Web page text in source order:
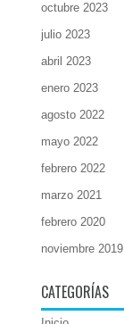
octubre 2023
julio 2023
abril 2023
enero 2023
agosto 2022
mayo 2022
febrero 2022
marzo 2021
febrero 2020
noviembre 2019
CATEGORÍAS